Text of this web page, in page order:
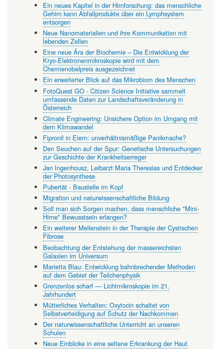
Ein neues Kapitel in der Hirnforschung: das menschliche
Gehirn kann Abfallprodukte über ein Lymphsystem
entsorgen
Neue Nanomaterialien und ihre Kommunikation mit
lebenden Zellen
Eine neue Ära der Biochemie – Die Entwicklung der
Kryo-Elektronenmikroskopie wird mit dem
Chemienobelpreis ausgezeichnet
Ein erweiterter Blick auf das Mikrobiom des Menschen
FotoQuest GO - Citizen Science Initiative sammelt
umfassende Daten zur Landschaftsveränderung in
Österreich
Climate Engineering: Unsichere Option im Umgang mit
dem Klimawandel
Fipronil in Eiern: unverhältnismäßige Panikmache?
Den Seuchen auf der Spur: Genetische Untersuchungen
zur Geschichte der Krankheitserreger
Jan Ingenhousz, Leibarzt Maria Theresias und Entdecker
der Photosynthese
Pubertät - Baustelle im Kopf
Migration und naturwissenschaftliche Bildung
Soll man sich Sorgen machen, dass menschliche "Mini-
Hirne" Bewusstsein erlangen?
Ein weiterer Meilenstein in der Therapie der Cystischen
Fibrose
Beobachtung der Entstehung der massereichsten
Galaxien im Universum
Marietta Blau: Entwicklung bahnbrechender Methoden
auf dem Gebiet der Teilchenphysik
Grenzenlos scharf — Lichtmikroskopie im 21.
Jahrhundert
Mütterliches Verhalten: Oxytocin schaltet von
Selbstverteidigung auf Schutz der Nachkommen
Der naturwissenschaftliche Unterricht an unseren
Schulen
Neue Einblicke in eine seltene Erkrankung der Haut